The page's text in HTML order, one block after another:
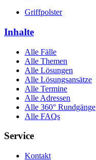
Griffpolster
Inhalte
Alle Fälle
Alle Themen
Alle Lösungen
Alle Lösungsansätze
Alle Termine
Alle Adressen
Alle 360° Rundgänge
Alle FAQs
Service
Kontakt